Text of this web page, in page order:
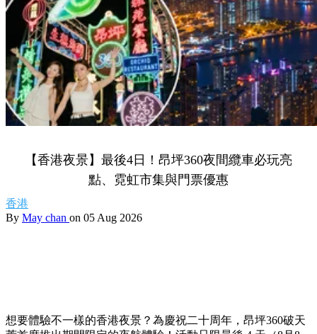
【香港夜景】最後4日！昂坪360夜間纜車必玩亮
點、霓虹市集與門票優惠
香港
By May chan on 05 Aug 2026
想要體驗不一樣的香港夜景？為慶祝二十周年，昂坪360破天